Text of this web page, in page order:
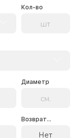
Кол-во
Диаметр
Возврат...
Нет